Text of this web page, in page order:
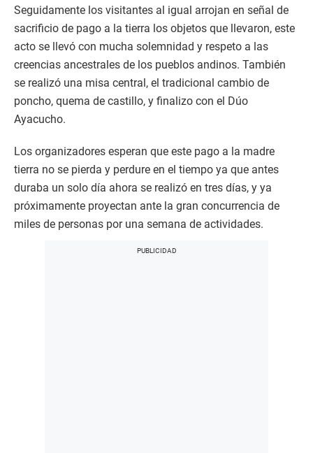
Seguidamente los visitantes al igual arrojan en señal de
sacrificio de pago a la tierra los objetos que llevaron, este
acto se llevó con mucha solemnidad y respeto a las
creencias ancestrales de los pueblos andinos. También
se realizó una misa central, el tradicional cambio de
poncho, quema de castillo, y finalizo con el Dúo
Ayacucho.
Los organizadores esperan que este pago a la madre
tierra no se pierda y perdure en el tiempo ya que antes
duraba un solo día ahora se realizó en tres días, y ya
próximamente proyectan ante la gran concurrencia de
miles de personas por una semana de actividades.